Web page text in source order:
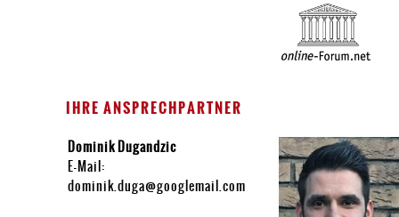
IHRE ANSPRECHPARTNER
Dominik Dugandzic
E-Mail:
dominik.duga@googlemail.com